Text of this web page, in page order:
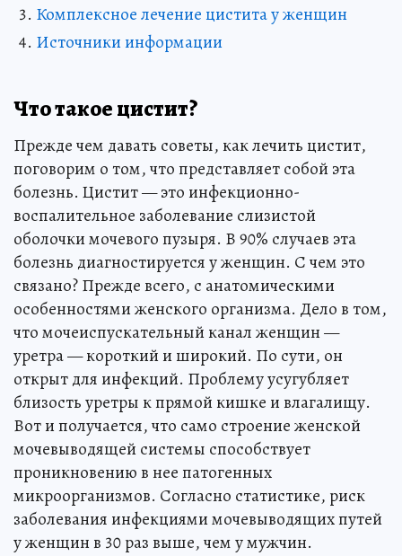
Комплексное лечение цистита у женщин
Источники информации
Что такое цистит?
Прежде чем давать советы, как лечить цистит,
поговорим о том, что представляет собой эта
болезнь. Цистит — это инфекционно-
воспалительное заболевание слизистой
оболочки мочевого пузыря. В 90% случаев эта
болезнь диагностируется у женщин. С чем это
связано? Прежде всего, с анатомическими
особенностями женского организма. Дело в том,
что мочеиспускательный канал женщин —
уретра — короткий и широкий. По сути, он
открыт для инфекций. Проблему усугубляет
близость уретры к прямой кишке и влагалищу.
Вот и получается, что само строение женской
мочевыводящей системы способствует
проникновению в нее патогенных
микроорганизмов. Согласно статистике, риск
заболевания инфекциями мочевыводящих путей
у женщин в 30 раз выше, чем у мужчин.